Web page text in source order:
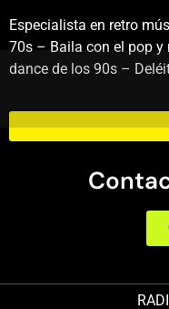
Especialista en retro
70s – Baila con el pop y
dance de los 90s –